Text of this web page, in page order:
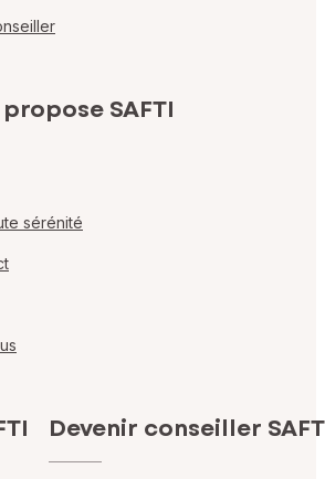
SAFTI
sérénité
Devenir conseiller